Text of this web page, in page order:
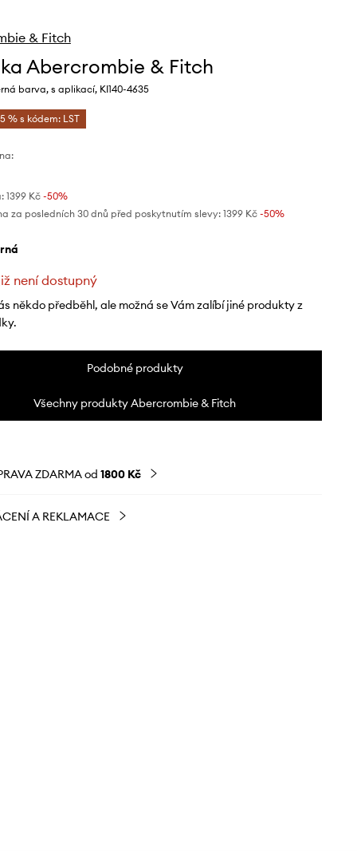
& Fitch
Abercrombie & Fitch
barva, s aplikací, KI140-4635
% s kódem: LST
1399 Kč-50%
za posledních 30 dnů před poskytnutím slevy: 1399 Kč -50%
není dostupný
někdo předběhl, ale možná se Vám zalíbí jiné produkty z
Podobné produkty
Všechny produkty Abercrombie & Fitch
ZDARMA od 1800 Kč
A REKLAMACE